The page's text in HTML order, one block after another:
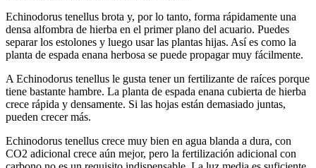
Echinodorus tenellus brota y, por lo tanto, forma rápidamente una
densa alfombra de hierba en el primer plano del acuario. Puedes
separar los estolones y luego usar las plantas hijas. Así es como la
planta de espada enana herbosa se puede propagar muy fácilmente.
A Echinodorus tenellus le gusta tener un fertilizante de raíces porque
tiene bastante hambre. La planta de espada enana cubierta de hierba
crece rápida y densamente. Si las hojas están demasiado juntas,
pueden crecer más.
Echinodorus tenellus crece muy bien en agua blanda a dura, con
CO2 adicional crece aún mejor, pero la fertilización adicional con